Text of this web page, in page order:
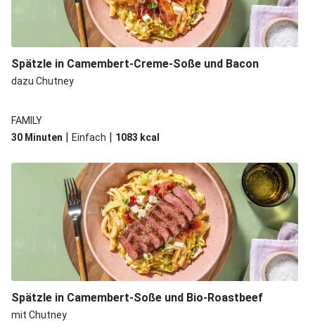
Spätzle in Camembert-Creme-Soße und Bacon
dazu Chutney
FAMILY
30 Minuten | Einfach | 1083 kcal
Spätzle in Camembert-Soße und Bio-Roastbeef
mit Chutney